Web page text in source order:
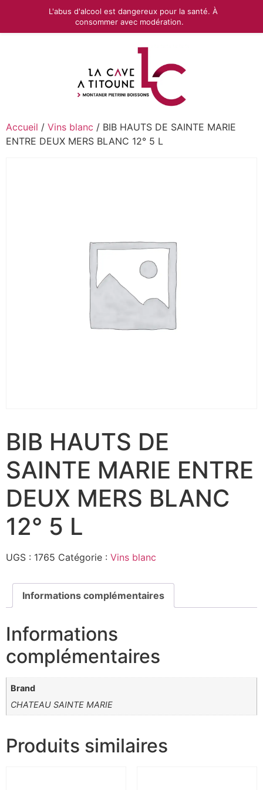
Accueil / Vins blanc / BIB HAUTS DE SAINTE MARIE
ENTRE DEUX MERS BLANC 12° 5 L
BIB HAUTS DE
SAINTE MARIE ENTRE
DEUX MERS BLANC
12° 5 L
UGS : 1765 Catégorie : Vins blanc
Informations complémentaires
Informations
complémentaires
Brand
CHATEAU SAINTE MARIE
Produits similaires
L'abus d'alcool est dangereux pour la santé. À
consommer avec modération.